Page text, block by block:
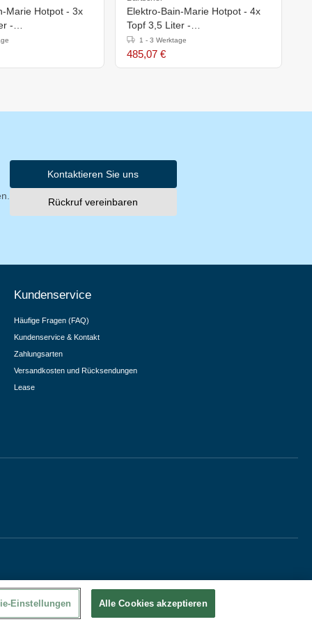
Marie Hotpot - 3x
-
Elektro-Bain-Marie Hotpot - 4x
Topf 3,5 Liter -
415x415x(h)320mm
1 - 3 Werktage
485,07 €
Kontaktieren Sie uns
Rückruf vereinbaren
Kundenservice
Häufige Fragen (FAQ)
Kundenservice & Kontakt
Zahlungsarten
Versandkosten und Rücksendungen
Lease
Einstellungen Alle Cookies akzeptieren